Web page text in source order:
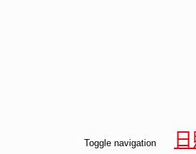
Toggle navigation